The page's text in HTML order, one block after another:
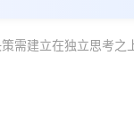
需建立在独立思考之